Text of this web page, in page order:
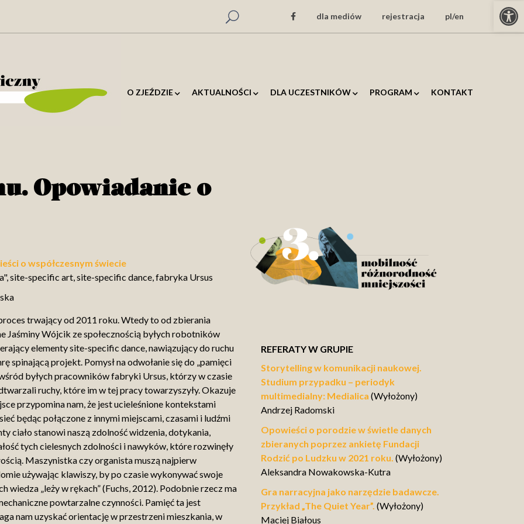
dla mediów rejestracja pl/en
O ZJEŹDZIE AKTUALNOŚCI DLA UCZESTNIKÓW PROGRAM KONTAKT
Opowiadanie o
o współczesnym świecie
site-specific art, site-specific dance, fabryka Ursus
trwający od 2011 roku. Wtedy to od zbierania
Jaśminy Wójcik ze społecznością byłych robotników
elementy site-specific dance, nawiązujący do ruchu
spinającą projekt. Pomysł na odwołanie się do „pamięci
byłych pracowników fabryki Ursus, którzy w czasie
ruchy, które im w tej pracy towarzyszyły. Okazuje
przypomina nam, że jest ucieleśnione kontekstami
będąc połączone z innymi miejscami, czasami i ludźmi
ciało stanowi naszą zdolność widzenia, dotykania,
tych cielesnych zdolności i nawyków, które rozwinęły
Maszynistka czy organista muszą najpierw
używając klawiszy, by po czasie wykonywać swoje
wiedza „leży w rękach” (Fuchs, 2012). Podobnie rzecz ma
powtarzalne czynności. Pamięć ta jest
nam uzyskać orientację w przestrzeni mieszkania, w
REFERATY W GRUPIE
Storytelling w komunikacji naukowej.
Studium przypadku – periodyk
multimedialny: Medialica (Wyłożony)
Andrzej Radomski
Opowieści o porodzie w świetle danych
zbieranych poprzez ankietę Fundacji
Rodzić po Ludzku w 2021 roku. (Wyłożony)
Aleksandra Nowakowska-Kutra
Gra narracyjna jako narzędzie badawcze.
Przykład „The Quiet Year”. (Wyłożony)
Maciej Białous